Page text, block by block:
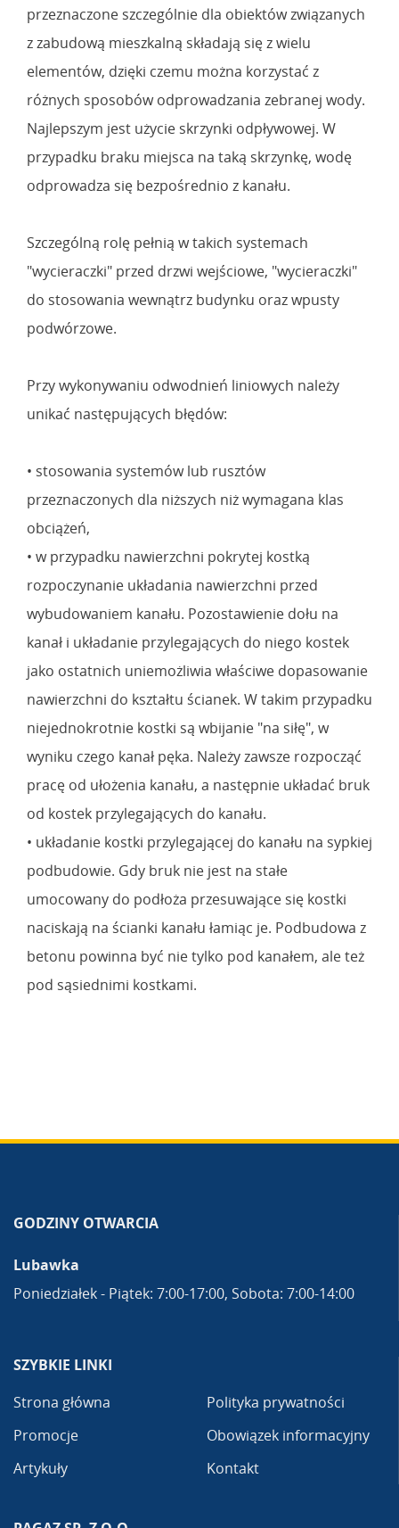
przeznaczone szczególnie dla obiektów związanych
z zabudową mieszkalną składają się z wielu
elementów, dzięki czemu można korzystać z
różnych sposobów odprowadzania zebranej wody.
Najlepszym jest użycie skrzynki odpływowej. W
przypadku braku miejsca na taką skrzynkę, wodę
odprowadza się bezpośrednio z kanału.
Szczególną rolę pełnią w takich systemach
"wycieraczki" przed drzwi wejściowe, "wycieraczki"
do stosowania wewnątrz budynku oraz wpusty
podwórzowe.
Przy wykonywaniu odwodnień liniowych należy
unikać następujących błędów:
• stosowania systemów lub rusztów
przeznaczonych dla niższych niż wymagana klas
obciążeń,
• w przypadku nawierzchni pokrytej kostką
rozpoczynanie układania nawierzchni przed
wybudowaniem kanału. Pozostawienie dołu na
kanał i układanie przylegających do niego kostek
jako ostatnich uniemożliwia właściwe dopasowanie
nawierzchni do kształtu ścianek. W takim przypadku
niejednokrotnie kostki są wbijanie "na siłę", w
wyniku czego kanał pęka. Należy zawsze rozpocząć
pracę od ułożenia kanału, a następnie układać bruk
od kostek przylegających do kanału.
• układanie kostki przylegającej do kanału na sypkiej
podbudowie. Gdy bruk nie jest na stałe
umocowany do podłoża przesuwające się kostki
naciskają na ścianki kanału łamiąc je. Podbudowa z
betonu powinna być nie tylko pod kanałem, ale też
pod sąsiednimi kostkami.
GODZINY OTWARCIA
Lubawka
Poniedziałek - Piątek: 7:00-17:00, Sobota: 7:00-14:00
SZYBKIE LINKI
Strona główna
Promocje
Artykuły
Polityka prywatności
Obowiązek informacyjny
Kontakt